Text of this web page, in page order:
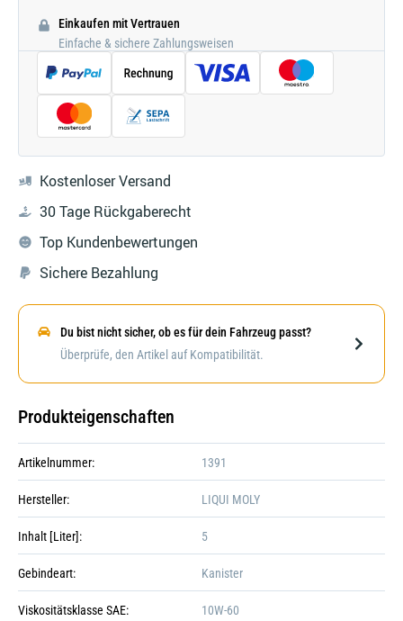
Einkaufen mit Vertrauen
Einfache & sichere Zahlungsweisen
Kostenloser Versand
30 Tage Rückgaberecht
Top Kundenbewertungen
Sichere Bezahlung
Darstellung kann abweichen
Du bist nicht sicher, ob es für dein Fahrzeug passt?
Überprüfe, den Artikel auf Kompatibilität.
Produkteigenschaften
Artikelnummer: 1391
Hersteller: LIQUI MOLY
Inhalt [Liter]: 5
Gebindeart: Kanister
Viskositätsklasse SAE: 10W-60